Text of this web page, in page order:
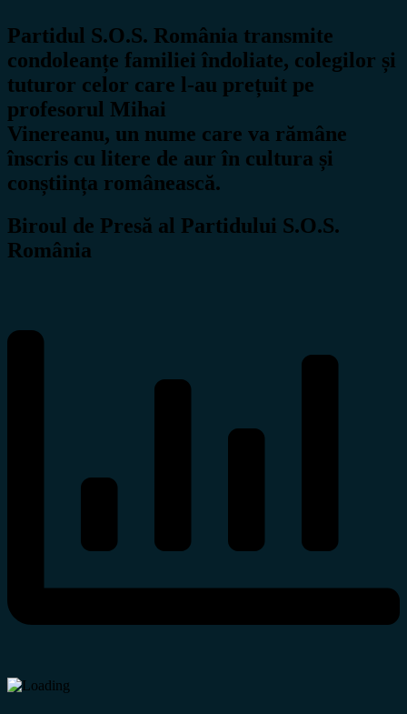
Partidul S.O.S. România transmite
condoleanțe familiei îndoliate, colegilor și
tuturor celor care l-au prețuit pe
profesorul Mihai
Vinereanu, un nume care va rămâne
înscris cu litere de aur în cultura și
conștiința românească.
Biroul de Presă al Partidului S.O.S.
România